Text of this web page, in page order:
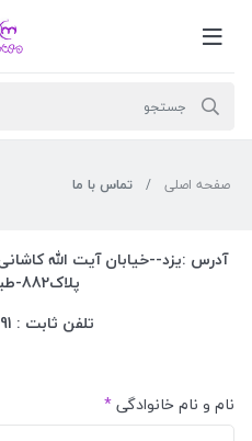
صفحه اصلی تماس با ما
آدرس :یزد--خیابان آیت الله
پلاک882-طبقه همکف
تلفن ثابت : 03536243291
نام و نام خانوادگی*